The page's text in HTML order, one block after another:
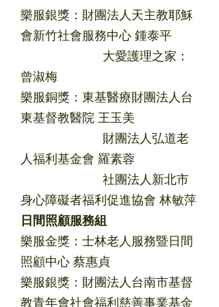
樂服銀獎：財團法人天主教耶穌
會新竹社會服務中心 鍾泰平
大愛護理之家：
曾淑梅
樂服銅獎：東基醫療財團法人台
東基督教醫院 王玉美
財團法人弘道老
人福利基金會 羅素蓉
社團法人新北市
身心障礙者福利促進協會 林敏萍
日間照顧服務組
樂服金獎：士林老人服務暨日間
照顧中心 蔡惠貞
樂服銀獎：財團法人台南市基督
教青年會社會福利慈善事業基金